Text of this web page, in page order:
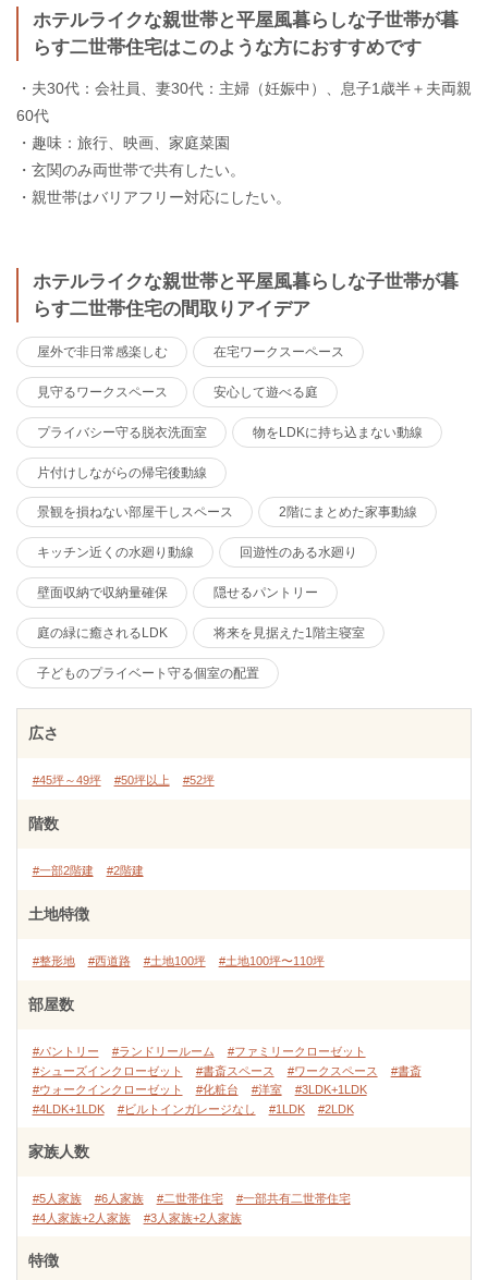
ホテルライクな親世帯と平屋風暮らしな子世帯が暮
らす二世帯住宅はこのような方におすすめです
・夫30代：会社員、妻30代：主婦（妊娠中）、息子1歳半＋夫両親
60代
・趣味：旅行、映画、家庭菜園
・玄関のみ両世帯で共有したい。
・親世帯はバリアフリー対応にしたい。
ホテルライクな親世帯と平屋風暮らしな子世帯が暮
らす二世帯住宅の間取りアイデア
屋外で非日常感楽しむ 在宅ワークスーペース
見守るワークスペース 安心して遊べる庭
プライバシー守る脱衣洗面室 物をLDKに持ち込まない動線
片付けしながらの帰宅後動線
景観を損ねない部屋干しスペース 2階にまとめた家事動線
キッチン近くの水廻り動線 回遊性のある水廻り
壁面収納で収納量確保 隠せるパントリー
庭の緑に癒されるLDK 将来を見据えた1階主寝室
子どものプライベート守る個室の配置
広さ
#45坪～49坪 #50坪以上 #52坪
階数
#一部2階建 #2階建
土地特徴
#整形地 #西道路 #土地100坪 #土地100坪〜110坪
部屋数
#パントリー #ランドリールーム
#ファミリークローゼット
#シューズインクローゼット
#書斎スペース #ワークスペース
#書斎
#ウォークインクローゼット
#化粧台 #洋室
#3LDK+1LDK
#4LDK+1LDK
#ビルトインガレージなし #1LDK #2LDK
家族人数
#5人家族 #6人家族 #二世帯住宅
#一部共有二世帯住宅
#4人家族+2人家族
#3人家族+2人家族
特徴